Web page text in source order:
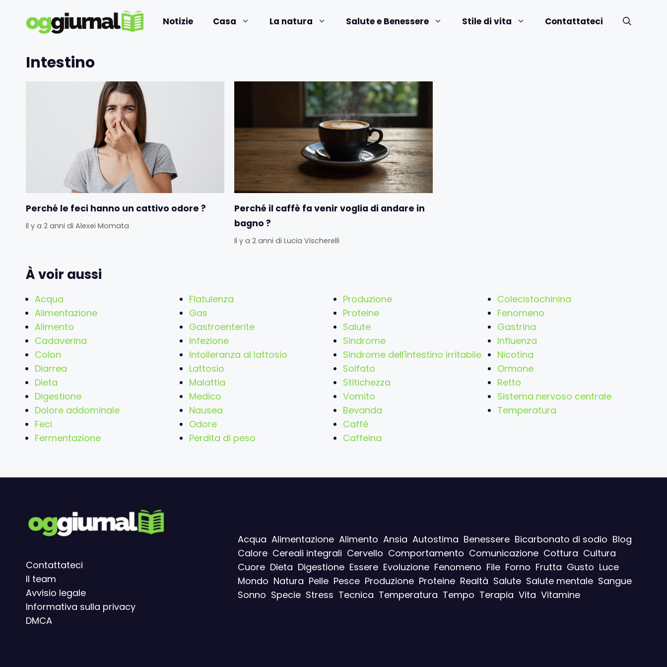
contenuto
Notizie Casa La natura Salute e Benessere Stile di vita Contattateci
Intestino
Perché le feci hanno un cattivo odore ?
Il y a 2 anni di Alexei Momata
Perché il caffè fa venir voglia di andare in
bagno ?
Il y a 2 anni di Lucia Vischerelli
À voir aussi
Acqua
Alimentazione
Alimento
Cadaverina
Colon
Diarrea
Dieta
Digestione
Dolore addominale
Feci
Fermentazione
Flatulenza
Gas
Gastroenterite
Infezione
Intolleranza al lattosio
Lattosio
Malattia
Medico
Nausea
Odore
Perdita di peso
Produzione
Proteine
Salute
Sindrome
Sindrome dell'intestino irritabile
Solfato
Stitichezza
Vomito
Bevanda
Caffè
Caffeina
Colecistochinina
Fenomeno
Gastrina
Influenza
Nicotina
Ormone
Retto
Sistema nervoso centrale
Temperatura
Contattateci
Il team
Avvisio legale
Informativa sulla privacy
DMCA
Acqua Alimentazione Alimento Ansia Autostima Benessere Bicarbonato di sodio Blog
Calore Cereali integrali Cervello Comportamento Comunicazione Cottura Cultura
Cuore Dieta Digestione Essere Evoluzione Fenomeno File Forno Frutta Gusto Luce
Mondo Natura Pelle Pesce Produzione Proteine Realtà Salute Salute mentale Sangue
Sonno Specie Stress Tecnica Temperatura Tempo Terapia Vita Vitamine